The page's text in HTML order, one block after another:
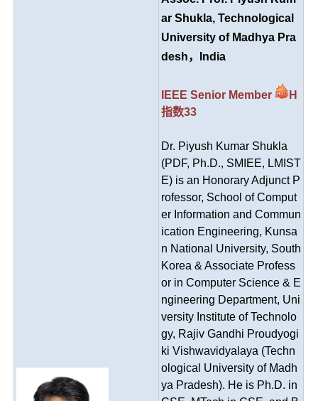
ar Shukla, Technological
University of Madhya Pra
desh，India
IEEE Senior Member
H
指数33
Dr. Piyush Kumar Shukla
(PDF, Ph.D., SMIEE, LMIST
E) is an Honorary Adjunct P
rofessor, School of Comput
er Information and Commun
ication Engineering, Kunsa
n National University, South
Korea & Associate Profess
or in Computer Science & E
ngineering Department, Uni
versity Institute of Technolo
gy, Rajiv Gandhi Proudyogi
ki Vishwavidyalaya (Techn
ological University of Madh
ya Pradesh). He is Ph.D. in